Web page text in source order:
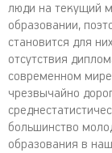
люди на текущий
образовании,
становится для
отсутствия
современном
чрезвычайно
большинство
образования в